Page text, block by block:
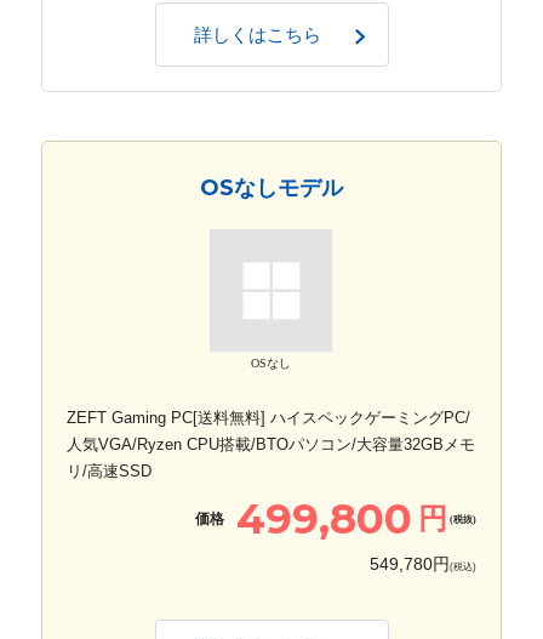
詳しくはこちら
OSなしモデル
OSなし
ZEFT Gaming PC[送料無料] ハイスペックゲーミングPC/
人気VGA/Ryzen CPU搭載/BTOパソコン/大容量32GBメモ
リ/高速SSD
価格 499,800 円 (税抜)
549,780円 (税込)